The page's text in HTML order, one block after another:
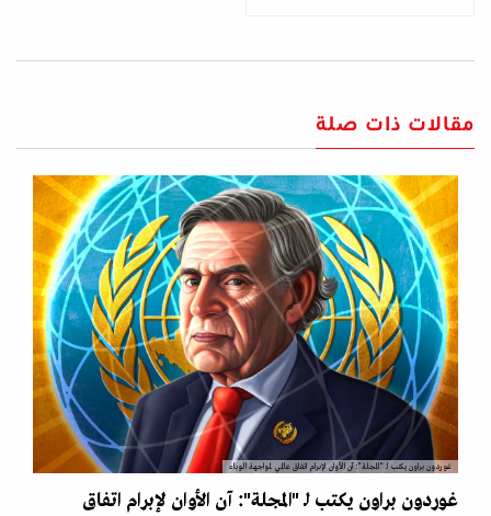
مقالات ذات صلة
غوردون براون يكتب لـ "المجلة": آن الأوان لإبرام اتفاق عالمي لمواجهة الوباء
غوردون براون يكتب لـ "المجلة": آن الأوان لإبرام اتفاق